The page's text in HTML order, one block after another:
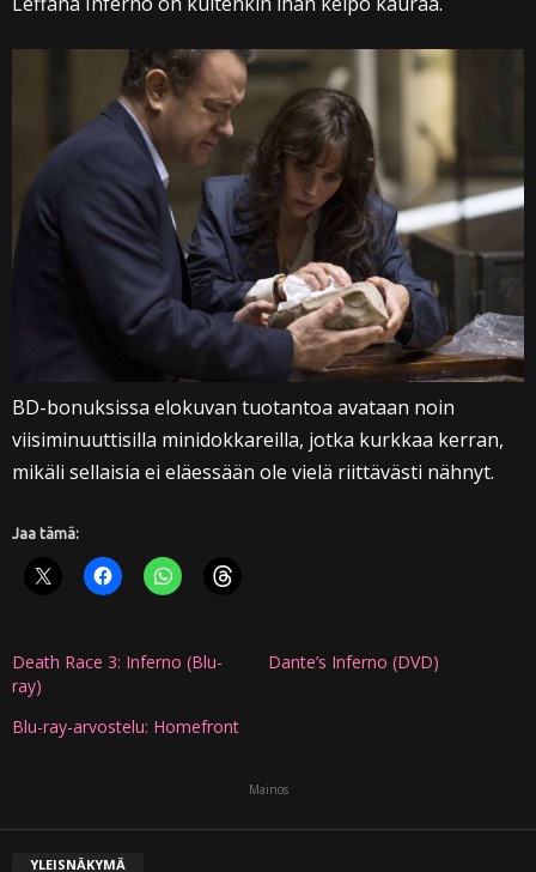
BD-bonuksissa elokuvan tuotantoa avataan noin
viisiminuuttisilla minidokkareilla, jotka kurkkaa kerran,
mikäli sellaisia ei eläessään ole vielä riittävästi nähnyt.
Jaa tämä:
Death Race 3: Inferno (Blu-
ray)
Dante’s Inferno (DVD)
Blu-ray-arvostelu: Homefront
Mainos
YLEISNÄKYMÄ